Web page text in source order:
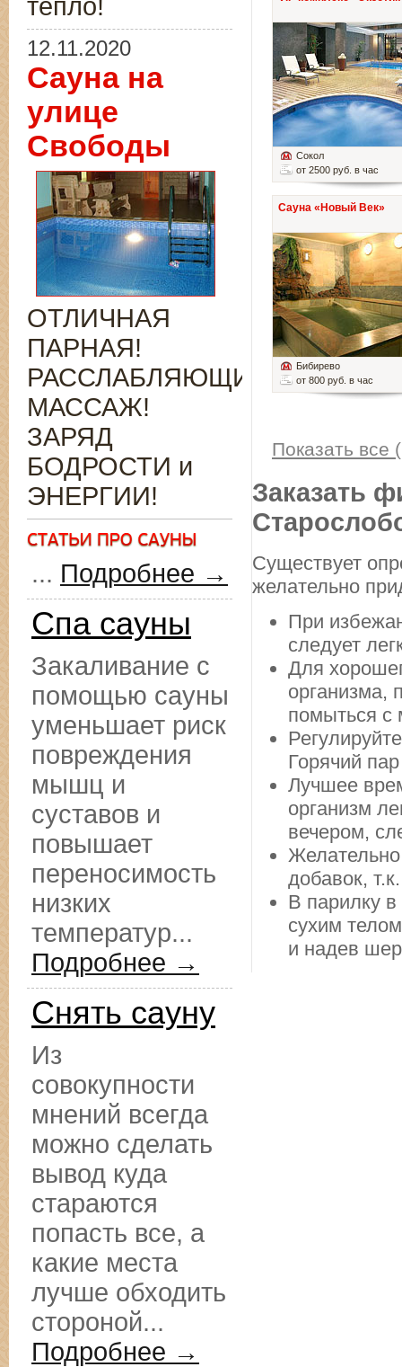
Сокол
от 2500 руб. в час
Сауна «Новый Век»
Бибирево
от 800 руб. в час
Показать все
Заказать
Существует
желательно
При
следует
Для
организма,
помыться с
Горячий
Лучшее
организм
вечером,
Желательно
добавок,
В парилку в
сухим
и надев
тепло!
12.11.2020
Сауна на
улице
Свободы
ОТЛИЧНАЯ
ПАРНАЯ!
РАССЛАБЛЯЮЩИЙ
МАССАЖ!
ЗАРЯД
БОДРОСТИ и
ЭНЕРГИИ!
... Подробнее →
Спа сауны
Закаливание с
помощью сауны
уменьшает риск
повреждения
мышц и
суставов и
повышает
переносимость
низких
температур...
Подробнее →
Снять сауну
Из
совокупности
мнений всегда
можно сделать
вывод куда
стараются
попасть все, а
какие места
лучше обходить
стороной...
Подробнее →